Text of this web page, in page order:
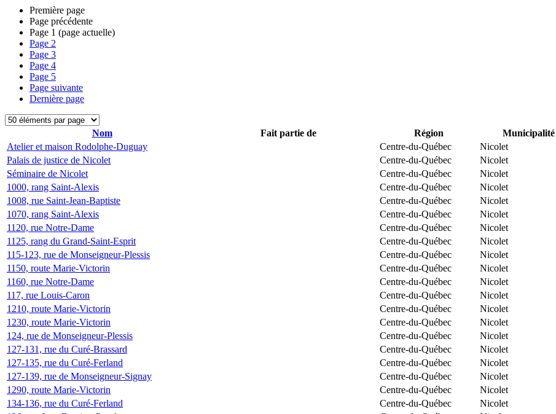
Première page
Page précédente
Page 1 (page actuelle)
Page 2
Page 3
Page 4
Page 5
Page suivante
Dernière page
Nom Fait partie de Région Municipalité
Atelier et maison Rodolphe-Duguay
Centre-du-Québec
Nicolet
Palais de justice de Nicolet
Centre-du-Québec
Nicolet
Séminaire de Nicolet
Centre-du-Québec
Nicolet
1000, rang Saint-Alexis
Centre-du-Québec
Nicolet
1008, rue Saint-Jean-Baptiste
Centre-du-Québec
Nicolet
1070, rang Saint-Alexis
Centre-du-Québec
Nicolet
1120, rue Notre-Dame
Centre-du-Québec
Nicolet
1125, rang du Grand-Saint-Esprit
Centre-du-Québec
Nicolet
115-123, rue de Monseigneur-Plessis
Centre-du-Québec
Nicolet
1150, route Marie-Victorin
Centre-du-Québec
Nicolet
1160, rue Notre-Dame
Centre-du-Québec
Nicolet
117, rue Louis-Caron
Centre-du-Québec
Nicolet
1210, route Marie-Victorin
Centre-du-Québec
Nicolet
1230, route Marie-Victorin
Centre-du-Québec
Nicolet
124, rue de Monseigneur-Plessis
Centre-du-Québec
Nicolet
127-131, rue du Curé-Brassard
Centre-du-Québec
Nicolet
127-135, rue du Curé-Ferland
Centre-du-Québec
Nicolet
127-139, rue de Monseigneur-Signay
Centre-du-Québec
Nicolet
1290, route Marie-Victorin
Centre-du-Québec
Nicolet
134-136, rue du Curé-Ferland
Centre-du-Québec
Nicolet